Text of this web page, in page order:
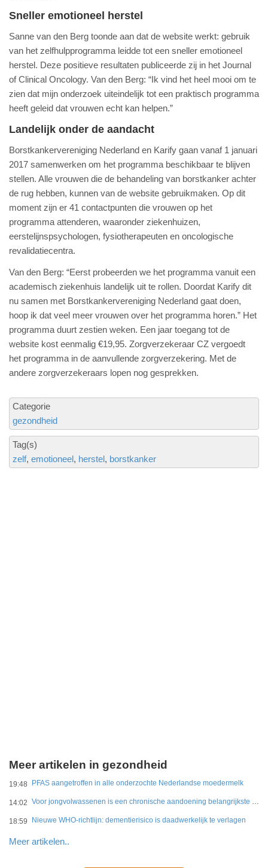
Sneller emotioneel herstel
Sanne van den Berg toonde aan dat de website werkt: gebruik
van het zelfhulpprogramma leidde tot een sneller emotioneel
herstel. Deze positieve resultaten publiceerde zij in het Journal
of Clinical Oncology. Van den Berg: “Ik vind het heel mooi om te
zien dat mijn onderzoek uiteindelijk tot een praktisch programma
heeft geleid dat vrouwen echt kan helpen.”
Landelijk onder de aandacht
Borstkankervereniging Nederland en Karify gaan vanaf 1 januari
2017 samenwerken om het programma beschikbaar te blijven
stellen. Alle vrouwen die de behandeling van borstkanker achter
de rug hebben, kunnen van de website gebruikmaken. Op dit
moment zijn er 41 contactpunten die vrouwen op het
programma attenderen, waaronder ziekenhuizen,
eerstelijnspsychologen, fysiotherapeuten en oncologische
revalidatiecentra.
Van den Berg: “Eerst probeerden we het programma vanuit een
academisch ziekenhuis landelijk uit te rollen. Doordat Karify dit
nu samen met Borstkankervereniging Nederland gaat doen,
hoop ik dat veel meer vrouwen over het programma horen.” Het
programma duurt zestien weken. Een jaar toegang tot de
website kost eenmalig €19,95. Zorgverzekeraar CZ vergoedt
het programma in de aanvullende zorgverzekering. Met de
andere zorgverzekeraars lopen nog gesprekken.
Categorie
gezondheid
Tag(s)
zelf emotioneel herstel borstkanker
Meer artikelen in gezondheid
19:48 PFAS aangetroffen in alle onderzochte Nederlandse moedermelk
14:02 Voor jongvolwassenen is een chronische aandoening belangrijkste belemmering
18:59 Nieuwe WHO-richtlijn: dementierisico is daadwerkelijk te verlagen
Meer artikelen..